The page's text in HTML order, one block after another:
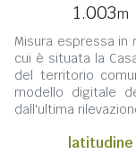
1.003m
Misura espressa in
cui è situata la
del territorio
modello digitale
dall'ultima
latitudine